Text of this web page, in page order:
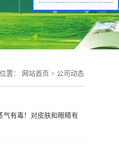
置： 网站首页 > 公司动态
气有毒！对皮肤和眼睛有